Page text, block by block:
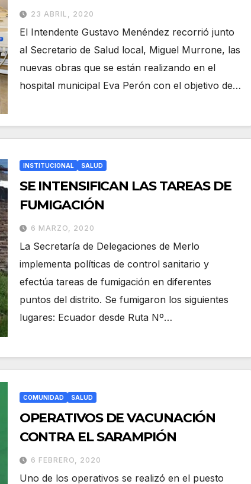
23 ABRIL, 2020
El Intendente Gustavo Menéndez recorrió junto
al Secretario de Salud local, Miguel Murrone, las
nuevas obras que se están realizando en el
hospital municipal Eva Perón con el objetivo de…
INSTITUCIONAL SALUD
SE INTENSIFICAN LAS TAREAS DE
FUMIGACIÓN
6 MARZO, 2020
La Secretaría de Delegaciones de Merlo
implementa políticas de control sanitario y
efectúa tareas de fumigación en diferentes
puntos del distrito. Se fumigaron los siguientes
lugares: Ecuador desde Ruta Nº…
COMUNIDAD SALUD
OPERATIVOS DE VACUNACIÓN
CONTRA EL SARAMPIÓN
6 FEBRERO, 2020
Uno de los operativos se realizó en el puesto